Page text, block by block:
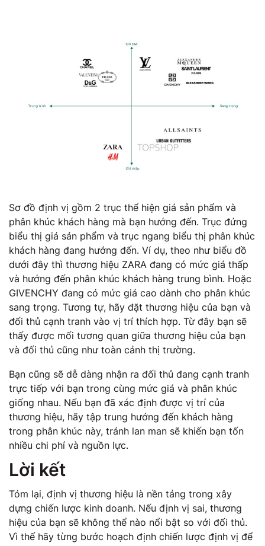
Sơ đồ định vị gồm 2 trục thể hiện giá sản phẩm và
phân khúc khách hàng mà bạn hướng đến. Trục đứng
biểu thị giá sản phẩm và trục ngang biểu thị phân khúc
khách hàng đang hướng đến. Ví dụ, theo như biểu đồ
dưới đây thì thương hiệu ZARA đang có mức giá thấp
và hướng đến phân khúc khách hàng trung bình. Hoặc
GIVENCHY đang có mức giá cao dành cho phân khúc
sang trọng. Tương tự, hãy đặt thương hiệu của bạn và
đối thủ cạnh tranh vào vị trí thích hợp. Từ đây bạn sẽ
thấy được mối tương quan giữa thương hiệu của bạn
và đối thủ cũng như toàn cảnh thị trường.
Bạn cũng sẽ dễ dàng nhận ra đối thủ đang cạnh tranh
trực tiếp với bạn trong cùng mức giá và phân khúc
giống nhau. Nếu bạn đã xác định được vị trí của
thương hiệu, hãy tập trung hướng đến khách hàng
trong phân khúc này, tránh lan man sẽ khiến bạn tốn
nhiều chi phí và nguồn lực.
Lời kết
Tóm lại, định vị thương hiệu là nền tảng trong xây
dựng chiến lược kinh doanh. Nếu định vị sai, thương
hiệu của bạn sẽ không thể nào nổi bật so với đối thủ.
Vì thế hãy từng bước hoạch định chiến lược định vị để